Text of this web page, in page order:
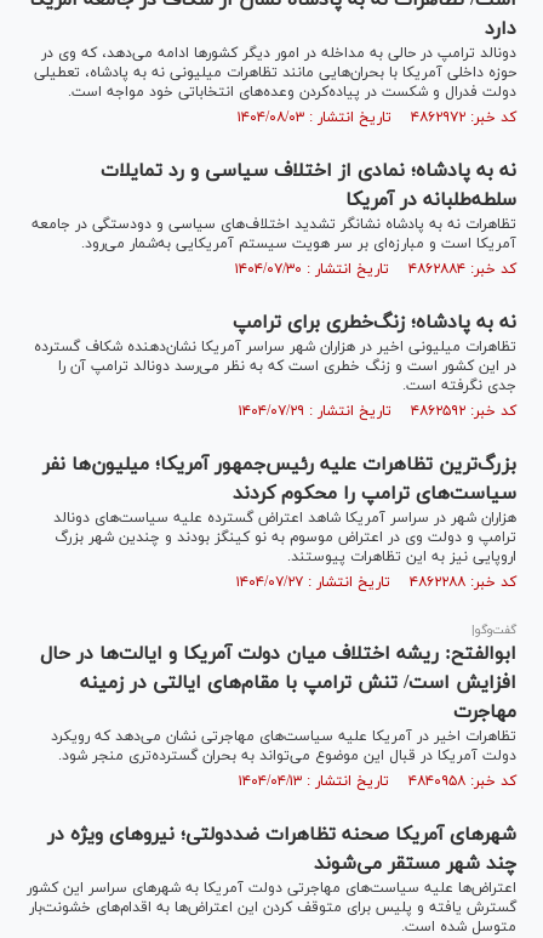
دارد
دونالد ترامپ در حالی به مداخله در امور دیگر کشورها ادامه می‌دهد، که وی در
حوزه داخلی آمریکا با بحران‌هایی مانند تظاهرات میلیونی نه به پادشاه، تعطیلی
دولت فدرال و شکست در پیاده‌کردن وعده‌های انتخاباتی خود مواجه است.
کد خبر: ۴۸۶۲۹۷۲ تاریخ انتشار : ۱۴۰۴/۰۸/۰۳
نه به پادشاه؛ نمادی از اختلاف سیاسی و رد تمایلات
سلطه‌طلبانه در آمریکا
تظاهرات نه به پادشاه نشانگر تشدید اختلاف‌های سیاسی و دودستگی در جامعه
آمریکا است و مبارزه‌ای بر سر هویت سیستم آمریکایی به‌شمار می‌رود.
کد خبر: ۴۸۶۲۸۸۴ تاریخ انتشار : ۱۴۰۴/۰۷/۳۰
نه به پادشاه؛ زنگ‌خطری برای ترامپ
تظاهرات میلیونی اخیر در هزاران شهر سراسر آمریکا نشان‌دهنده شکاف گسترده
در این کشور است و زنگ خطری است که به نظر می‌رسد دونالد ترامپ آن را
جدی نگرفته است.
کد خبر: ۴۸۶۲۵۹۲ تاریخ انتشار : ۱۴۰۴/۰۷/۲۹
بزرگ‌ترین تظاهرات علیه رئیس‌جمهور آمریکا؛ میلیون‌ها نفر
سیاست‌های ترامپ را محکوم کردند
هزاران شهر در سراسر آمریکا شاهد اعتراض گسترده علیه سیاست‌های دونالد
ترامپ و دولت وی در اعتراض موسوم به نو کینگز بودند و چندین شهر بزرگ
اروپایی نیز به این تظاهرات پیوستند.
کد خبر: ۴۸۶۲۲۸۸ تاریخ انتشار : ۱۴۰۴/۰۷/۲۷
گفت‌وگو|
ابوالفتح: ریشه اختلاف میان دولت آمریکا و ایالت‌ها در حال
افزایش است/ تنش ترامپ با مقام‌های ایالتی در زمینه
مهاجرت
تظاهرات اخیر در آمریکا علیه سیاست‌های مهاجرتی نشان می‌دهد که رویکرد
دولت آمریکا در قبال این موضوع می‌تواند به بحران گسترده‌‎تری منجر شود.
کد خبر: ۴۸۴۰۹۵۸ تاریخ انتشار : ۱۴۰۴/۰۴/۱۳
شهرهای آمریکا صحنه تظاهرات ضددولتی؛ نیروهای ویژه در
چند شهر مستقر می‌شوند
اعتراض‌ها علیه سیاست‌های مهاجرتی دولت آمریکا به شهر‌های سراسر این کشور
گسترش یافته و پلیس برای متوقف کردن این اعتراض‌ها به اقدام‌های خشونت‌بار
متوسل شده است.